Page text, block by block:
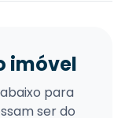
imóvel
para
ser do